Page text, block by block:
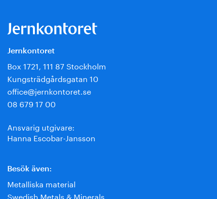
Jernkontoret
Box 1721, 111 87 Stockholm
Kungsträdgårdsgatan 10
office@jernkontoret.se
08 679 17 00
Ansvarig utgivare:
Hanna Escobar-Jansson
Besök även:
Metalliska material
Swedish Metals & Minerals